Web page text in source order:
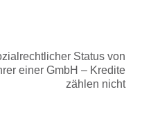
Status von
einer GmbH – Kredite
zählen nicht